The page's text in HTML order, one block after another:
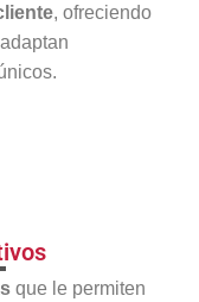
, ofreciendo
que le permiten